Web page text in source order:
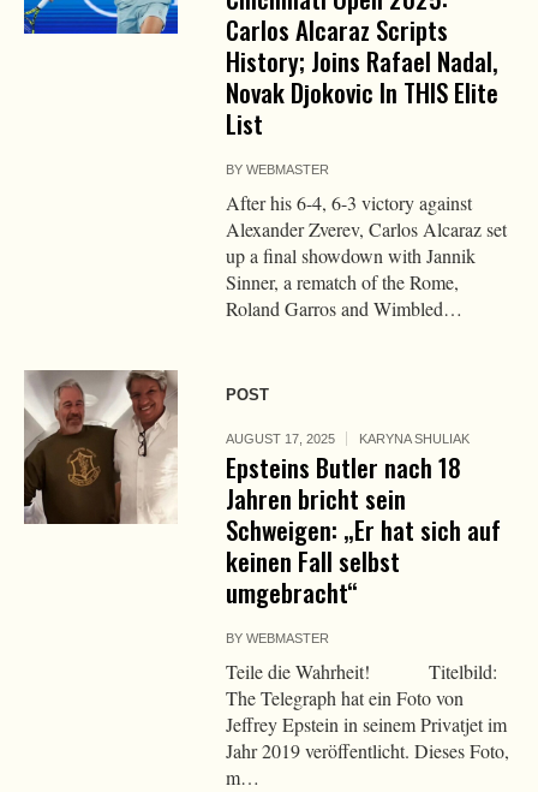
Carlos Alcaraz Scripts
History; Joins Rafael Nadal,
Novak Djokovic In THIS Elite
List
BYWEBMASTER
After his 6-4, 6-3 victory against
Alexander Zverev, Carlos Alcaraz set
up a final showdown with Jannik
Sinner, a rematch of the Rome,
Roland Garros and Wimbled…
POST
AUGUST 17, 2025 KARYNA SHULIAK
Epsteins Butler nach 18
Jahren bricht sein
Schweigen: „Er hat sich auf
keinen Fall selbst
umgebracht“
BYWEBMASTER
Teile die Wahrheit! Titelbild:
The Telegraph hat ein Foto von
Jeffrey Epstein in seinem Privatjet im
Jahr 2019 veröffentlicht. Dieses Foto,
m…